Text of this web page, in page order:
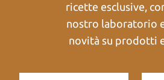
ricette esclusive,
nostro laboratorio
novità su prodotti